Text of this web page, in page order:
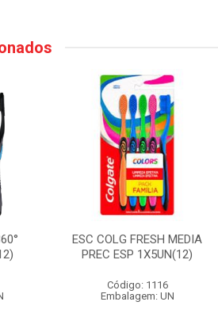
ESC COLG FRESH MEDIA
PREC ESP 1X5UN(12)
Código: 1116
Embalagem: UN